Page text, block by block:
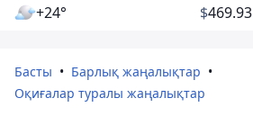
+24° $469.93
Басты
Барлық жаңалықтар
Оқиғалар туралы жаңалықтар